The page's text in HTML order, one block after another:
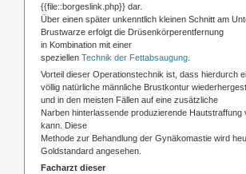
{{file::borgeslink.php}} dar.
Über einen später unkenntlich kleinen Schnitt am
Brustwarze erfolgt die Drüsenkörperentfernung
in Kombination mit einer
speziellen Technik der Fettabsaugung.
Vorteil dieser Operationstechnik ist, dass hierdurch
völlig natürliche männliche Brustkontur
und in den meisten Fällen auf eine zusätzliche
Narben hinterlassende produzierende Hautstraffung
kann. Diese
Methode zur Behandlung der Gynäkomastie wird
Goldstandard angesehen.
Facharzt dieser